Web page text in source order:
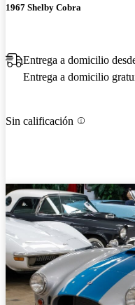
1967 Shelby Cobra
Entrega a domicilio
Entrega a domicilio
Sin calificación